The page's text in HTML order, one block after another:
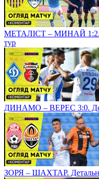
МЕТАЛІСТ – МИНАЙ 1:2.
тур
ДИНАМО – ВЕРЕС 3:0.
ЗОРЯ – ШАХТАР.